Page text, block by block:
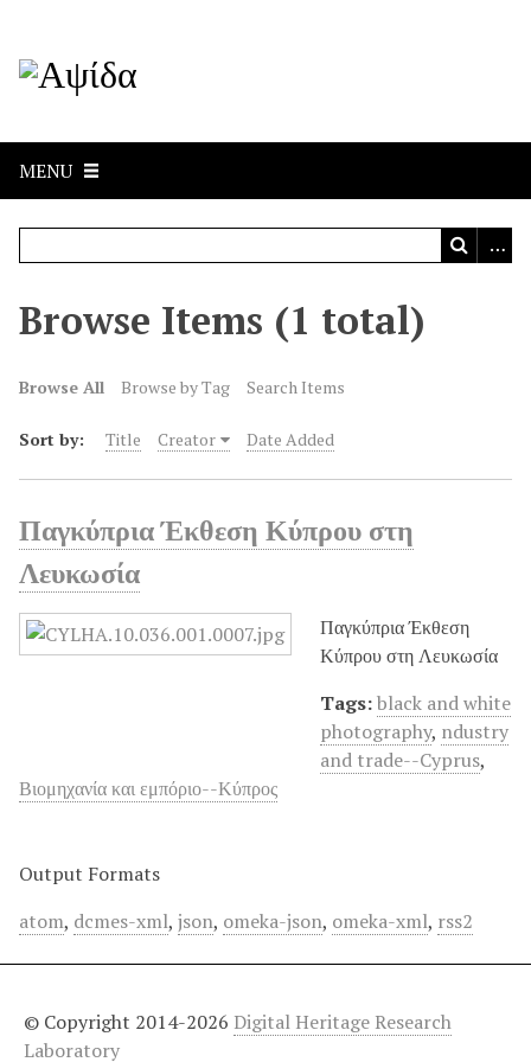
MENU
Browse Items (1 total)
Browse All Browse by Tag Search Items
Sort by: Title Creator Date Added
Παγκύπρια Έκθεση Κύπρου στη
Λευκωσία
Παγκύπρια Έκθεση
Κύπρου στη Λευκωσία
Tags:black and white
photography, ndustry
and trade--Cyprus,
Βιομηχανία και εμπόριο--Κύπρος
Output Formats
atom, dcmes-xml, json, omeka-json, omeka-xml, rss2
© Copyright 2014-2026 Digital Heritage Research
Laboratory